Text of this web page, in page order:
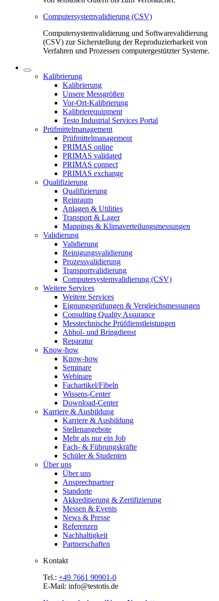
Computersystemvalidierung (CSV)
Computersystemvalidierung und Softwarevalidierung
(CSV) zur Sicherstellung der Reproduzierbarkeit von
Verfahren und Prozessen computergestützter Systeme.
Kalibrierung
Kalibrierung
Unsere Messgrößen
Vor-Ort-Kalibrierung
Kalibrierequipment
Testo Industrial Services Portal
Prüfmittelmanagement
Prüfmittelmanagement
PRIMAS online
PRIMAS validated
PRIMAS connect
PRIMAS exchange
Qualifizierung
Qualifizierung
Reinraum
Anlagen & Utilities
Transport & Lager
Mappings & Klimaverteilungsmessungen
Validierung
Validierung
Reinigungsvalidierung
Prozessvalidierung
Transportvalidierung
Computersystemvalidierung (CSV)
Weitere Services
Weitere Services
Eignungsprüfungen & Vergleichsmessungen
Consulting Quality Assurance
Messtechnische Prüfdienstleistungen
Abhol- und Bringdienst
Reparatur
Know-how
Know-how
Seminare
Webinare
Fachartikel/Fibeln
Wissens-Center
Download-Center
Karriere & Ausbildung
Karriere & Ausbildung
Stellenangebote
Mehr als nur ein Job
Fach- & Führungskräfte
Schüler & Studenten
Über uns
Über uns
Ansprechpartner
Standorte
Akkreditierung & Zertifizierung
Messen & Events
News & Presse
Referenzen
Nachhaltigkeit
Partnerschaften
Kontakt
Tel.: +49 7661 90901-0
E-Mail: info@testotis.de